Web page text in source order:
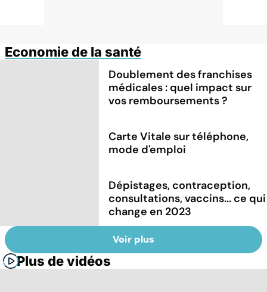
Economie de la santé
Doublement des franchises
médicales : quel impact sur
vos remboursements ?
Carte Vitale sur téléphone,
mode d'emploi
Dépistages, contraception,
consultations, vaccins... ce qui
change en 2023
Voir plus
Plus de vidéos